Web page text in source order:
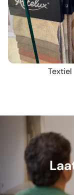
Textiel